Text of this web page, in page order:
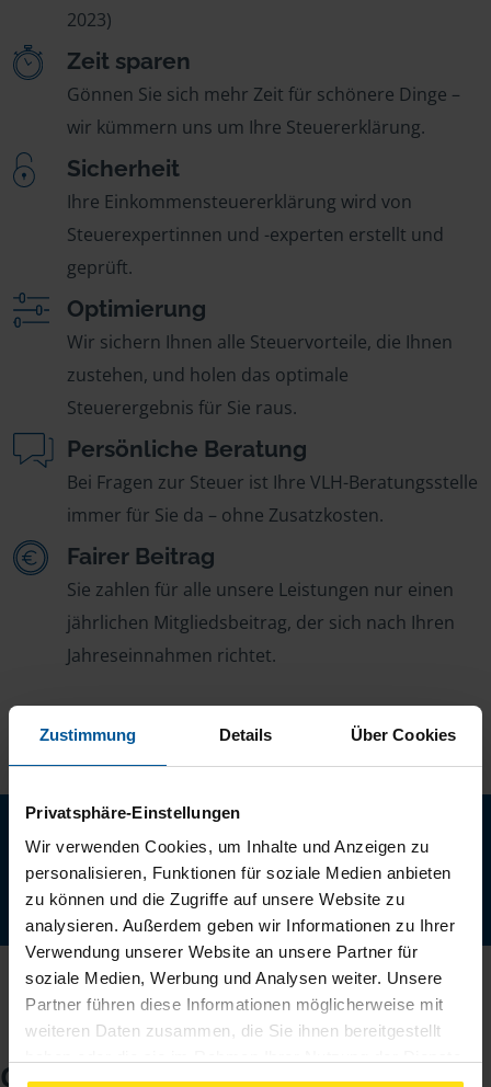
Zustimmung Details Über Cookies
Privatsphäre-Einstellungen
Wir verwenden Cookies, um Inhalte und Anzeigen zu
personalisieren, Funktionen für soziale Medien anbieten
zu können und die Zugriffe auf unsere Website zu
analysieren. Außerdem geben wir Informationen zu Ihrer
Verwendung unserer Website an unsere Partner für
soziale Medien, Werbung und Analysen weiter. Unsere
Partner führen diese Informationen möglicherweise mit
weiteren Daten zusammen, die Sie ihnen bereitgestellt
gesammelt haben. Indem Sie auf Einverstanden klicken,
2023)
Zeit sparen
Gönnen Sie sich mehr Zeit für schönere Dinge –
wir kümmern uns um Ihre Steuererklärung.
Sicherheit
Ihre Einkommensteuererklärung wird von
Steuerexpertinnen und -experten erstellt und
geprüft.
Optimierung
Wir sichern Ihnen alle Steuervorteile, die Ihnen
zustehen, und holen das optimale
Steuerergebnis für Sie raus.
Persönliche Beratung
Bei Fragen zur Steuer ist Ihre VLH-Beratungsstelle
immer für Sie da – ohne Zusatzkosten.
Fairer Beitrag
Sie zahlen für alle unsere Leistungen nur einen
jährlichen Mitgliedsbeitrag, der sich nach Ihren
Jahreseinnahmen richtet.
Neu: Jetzt auch digital Mitglied werden!
Schnell, einfach und komplett online - ohne Termin.
Jetzt digital starten
Checkliste für Ihr